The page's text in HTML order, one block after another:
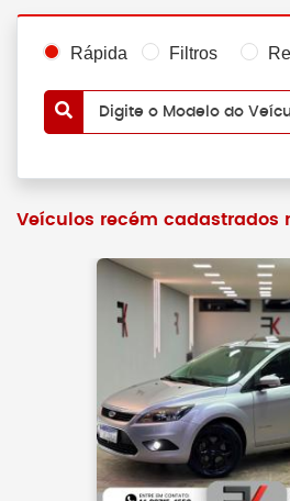
Rápida Filtros
Digite o Modelo do
Veículos recém cadastrados